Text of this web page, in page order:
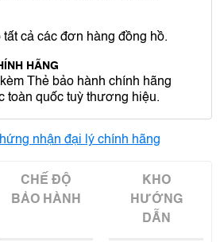
tất cả các đơn hàng đồng hồ.
HÃNG
Thẻ bảo hành chính hãng
toàn quốc tuỳ thương hiệu.
nhận đại lý chính hãng
CHẾ ĐỘ
BẢO HÀNH
KHO
HƯỚNG
DẪN